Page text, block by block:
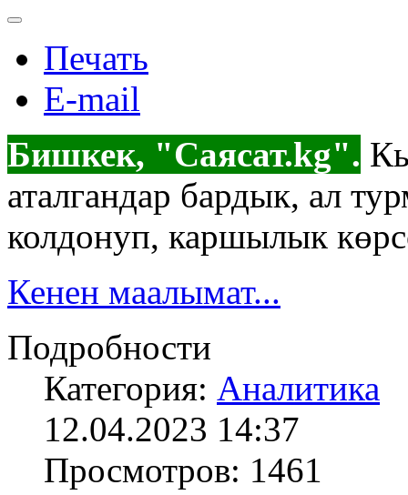
Печать
E-mail
Бишкек, "Саясат.kg".
аталгандар бардык, ал
колдонуп, каршылык
Кенен маалымат...
Подробности
Категория: Аналитика
12.04.2023 14:37
Просмотров: 1461